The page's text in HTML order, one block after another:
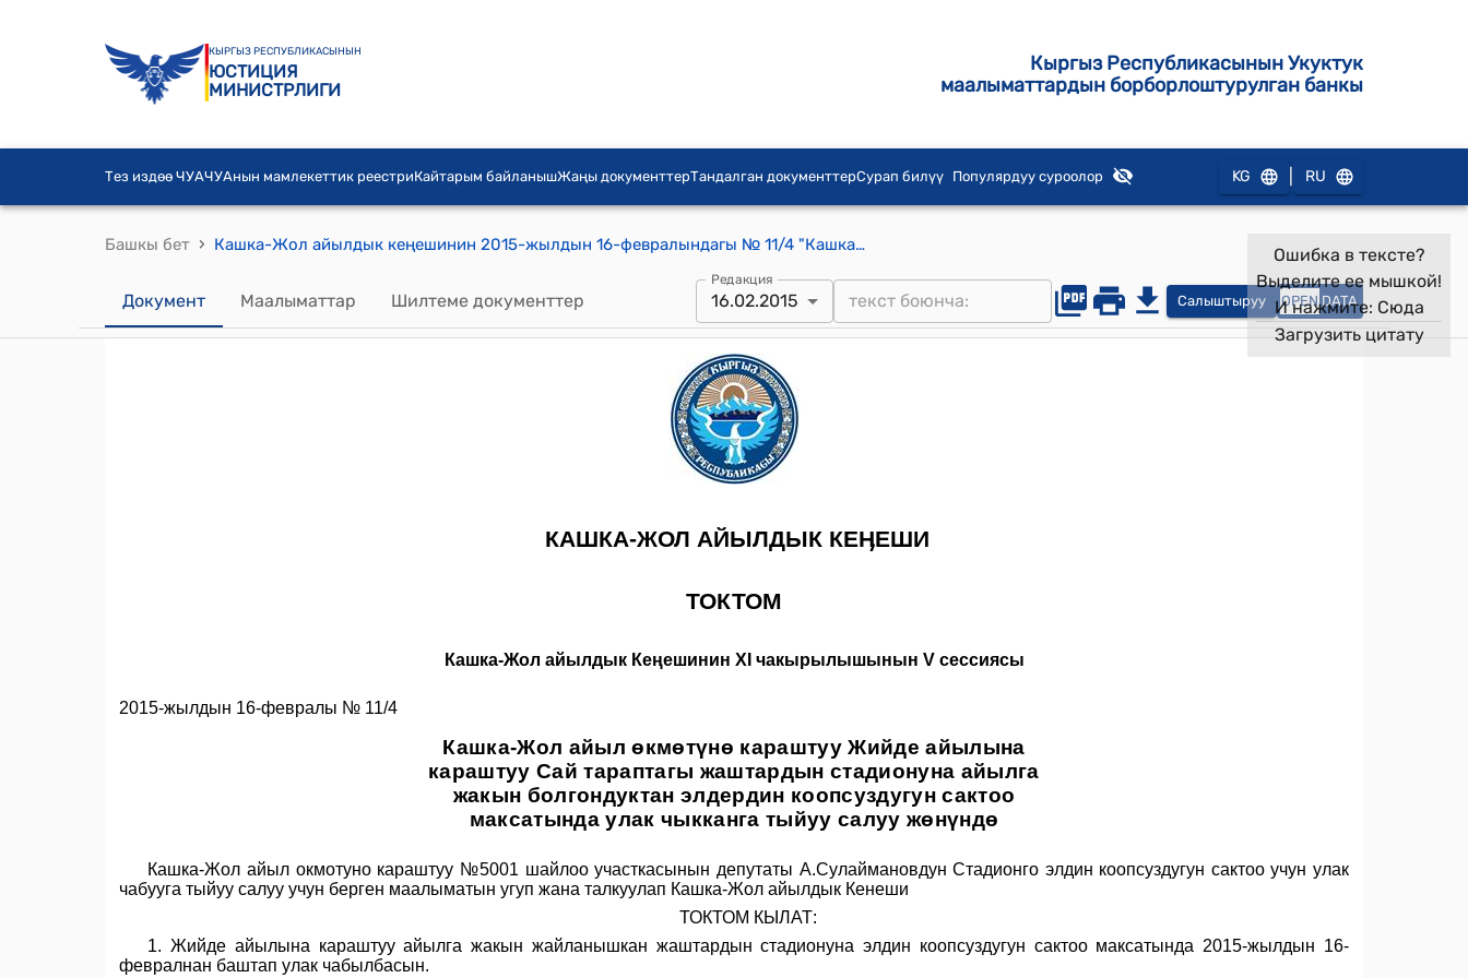
КЫРГЫЗ РЕСПУБЛИКАСЫНЫН
ЮСТИЦИЯ
МИНИСТРЛИГИ
Кыргыз Республикасынын Укуктук
маалыматтардын борборлоштурулган банкы
Тез издөө ЧУАЧУАнын мамлекеттик реестриКайтарым байланышЖаңы документтерТандалган документтерСурап билүү Популярдуу суроолор KG RU
Башкы бет › Кашка-Жол айылдык кеңешинин 2015-жылдын 16-февралындагы № 11/4 "Кашка-Жол айыл өкмөтүнө караштуу Жийде айылына караштуу Сай тараптагы жаштардын стадионуна айылга жакын болгондуктан элдердин коопсуздугун сактоо максатында улак чыкканга тыйуу салуу жөнүндө" токтому
Документ Маалыматтар Шилтеме документтер
Редакция
16.02.2015 Салыштыруу OPEN DATA
Ошибка в тексте?
Выделите ее мышкой!
И нажмите: Сюда
Загрузить цитату